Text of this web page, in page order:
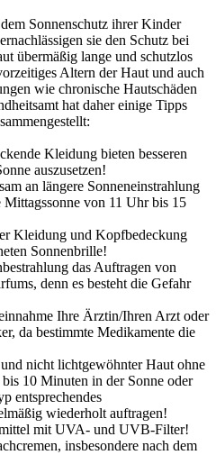
Sonnenschutz ihrer Kinder
sie den Schutz bei
übermäßig lange und schutzlos
Altern der Haut und auch
wie chronische Hautschäden
hat daher einige Tipps
Kleidung bieten besseren
auszusetzen!
an längere Sonneneinstrahlung
von 11 Uhr bis 15
Kleidung und Kopfbedeckung
Sonnenbrille!
das Auftragen von
denn es besteht die Gefahr
Ihre Ärztin/Ihren Arzt oder
da bestimmte Medikamente die
nicht lichtgewöhnter Haut ohne
10 Minuten in der Sonne oder
entsprechendes
wiederholt auftragen!
mit UVA- und UVB-Filter!
insbesondere nach dem